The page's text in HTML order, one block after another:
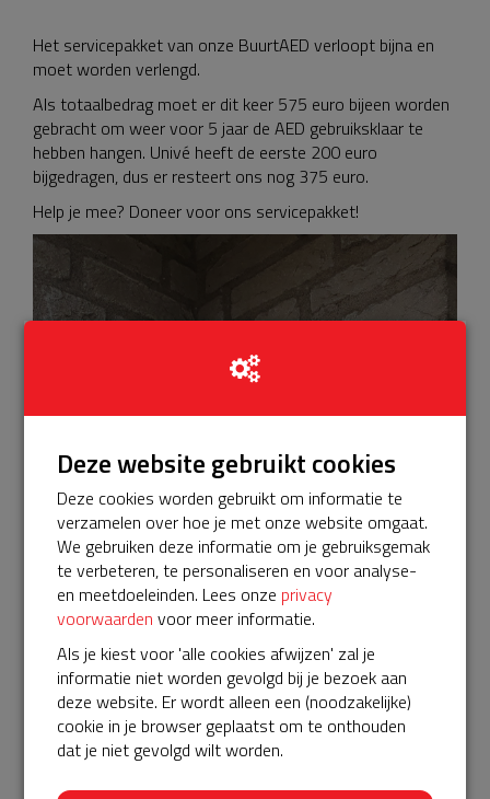
Het servicepakket van onze BuurtAED verloopt bijna en
moet worden verlengd.
Als totaalbedrag moet er dit keer 575 euro bijeen worden
gebracht om weer voor 5 jaar de AED gebruiksklaar te
hebben hangen. Univé heeft de eerste 200 euro
bijgedragen, dus er resteert ons nog 375 euro.
Help je mee? Doneer voor ons servicepakket!
Deze website gebruikt cookies
Deze cookies worden gebruikt om informatie te
verzamelen over hoe je met onze website omgaat.
We gebruiken deze informatie om je gebruiksgemak
te verbeteren, te personaliseren en voor analyse-
en meetdoeleinden. Lees onze privacy
voorwaarden voor meer informatie.
Als je kiest voor 'alle cookies afwijzen' zal je
informatie niet worden gevolgd bij je bezoek aan
deze website. Er wordt alleen een (noodzakelijke)
cookie in je browser geplaatst om te onthouden
dat je niet gevolgd wilt worden.